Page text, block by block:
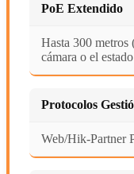
PoE Extendido
Hasta 300 metros
cámara o el
Protocolos
Web/Hik-Partner